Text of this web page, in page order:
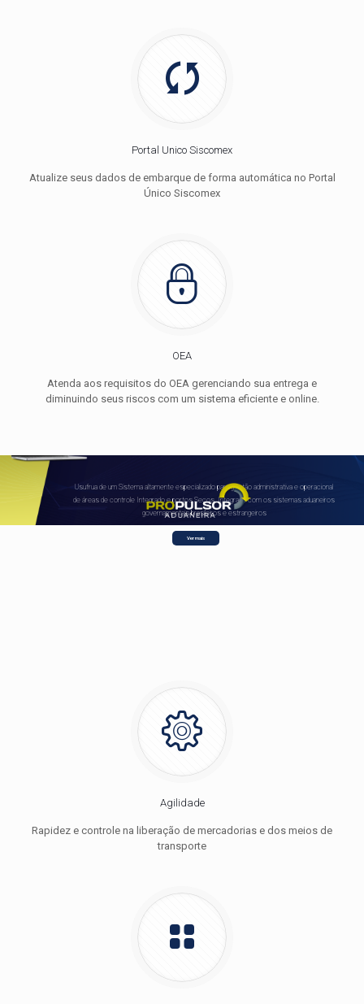
Portal Unico Siscomex
Atualize seus dados de embarque de forma automática no Portal
Único Siscomex
OEA
Atenda aos requisitos do OEA gerenciando sua entrega e
diminuindo seus riscos com um sistema eficiente e online.
Usufrua de um Sistema altamente especializado para gestão administrativa e operacional
de áreas de controle Integrado e portos Secos. Integrado com os sistemas aduaneiros
governamentais brasileiros e estrangeiros
Ver mais
Agilidade
Rapidez e controle na liberação de mercadorias e dos meios de
transporte